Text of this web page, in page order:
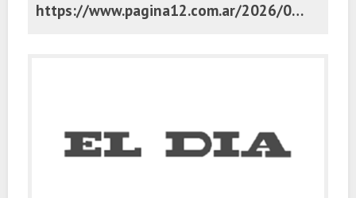
https://www.pagina12.com.ar/2026/07/07/adorni-no-pierde-los-privilegios-de-casta-el-gobierno-mantiene-su-custodia-oficial/